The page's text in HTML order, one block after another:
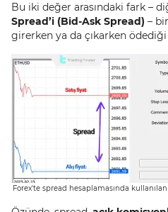
Bu iki değer arasındaki fark –
Spread’i (Bid-Ask Spread) –
girerken ya da çıkarken
Forex'te spread hesaplamasında